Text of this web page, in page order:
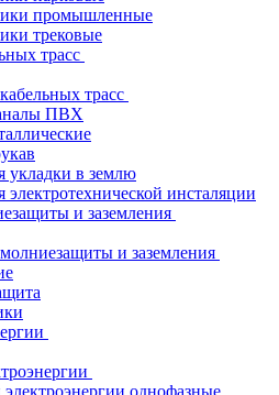
промышленные
трековые
трасс
трасс
ПВХ
укладки в землю
электротехнической инсталяции
и заземления
и заземления
однофазные